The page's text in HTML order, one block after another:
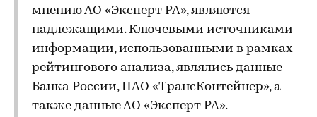
мнению АО «Эксперт РА», являются
надлежащими. Ключевыми источниками
информации, использованными в рамках
рейтингового анализа, являлись данные
Банка России, ПАО «ТрансКонтейнер», а
также данные АО «Эксперт РА».